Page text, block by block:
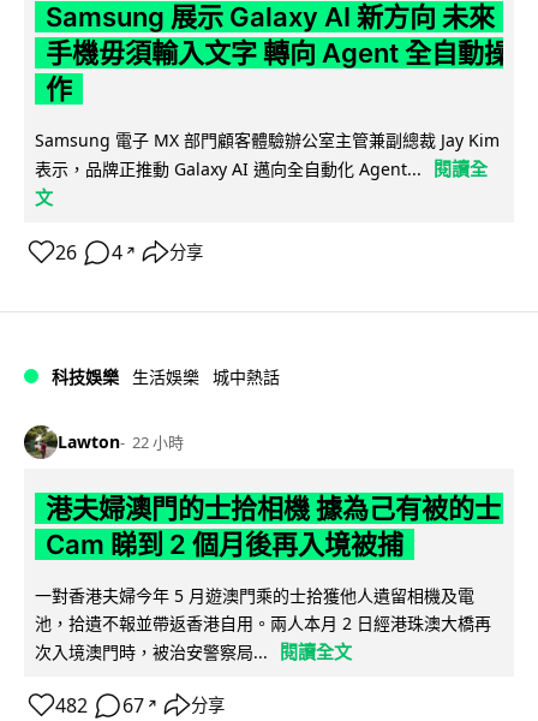
Samsung 展示 Galaxy AI 新方向 未來
手機毋須輸入文字 轉向 Agent 全自動操
作
Samsung 電子 MX 部門顧客體驗辦公室主管兼副總裁 Jay Kim
表示，品牌正推動 Galaxy AI 邁向全自動化 Agent...
閱讀全
文
26 4 ↗ 分享
科技娛樂 生活娛樂 城中熱話
Lawton 22 小時
港夫婦澳門的士拾相機 據為己有被的士
Cam 睇到 2 個月後再入境被捕
一對香港夫婦今年 5 月遊澳門乘的士拾獲他人遺留相機及電
池，拾遺不報並帶返香港自用。兩人本月 2 日經港珠澳大橋再
次入境澳門時，被治安警察局...
閱讀全文
482 67 ↗ 分享